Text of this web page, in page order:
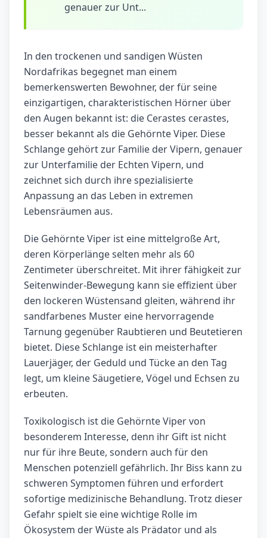
genauer zur Unt...
In den trockenen und sandigen Wüsten
Nordafrikas begegnet man einem
bemerkenswerten Bewohner, der für seine
einzigartigen, charakteristischen Hörner über
den Augen bekannt ist: die Cerastes cerastes,
besser bekannt als die Gehörnte Viper. Diese
Schlange gehört zur Familie der Vipern, genauer
zur Unterfamilie der Echten Vipern, und
zeichnet sich durch ihre spezialisierte
Anpassung an das Leben in extremen
Lebensräumen aus.
Die Gehörnte Viper ist eine mittelgroße Art,
deren Körperlänge selten mehr als 60
Zentimeter überschreitet. Mit ihrer fähigkeit zur
Seitenwinder-Bewegung kann sie effizient über
den lockeren Wüstensand gleiten, während ihr
sandfarbenes Muster eine hervorragende
Tarnung gegenüber Raubtieren und Beutetieren
bietet. Diese Schlange ist ein meisterhafter
Lauerjäger, der Geduld und Tücke an den Tag
legt, um kleine Säugetiere, Vögel und Echsen zu
erbeuten.
Toxikologisch ist die Gehörnte Viper von
besonderem Interesse, denn ihr Gift ist nicht
nur für ihre Beute, sondern auch für den
Menschen potenziell gefährlich. Ihr Biss kann zu
schweren Symptomen führen und erfordert
sofortige medizinische Behandlung. Trotz dieser
Gefahr spielt sie eine wichtige Rolle im
Ökosystem der Wüste als Prädator und als